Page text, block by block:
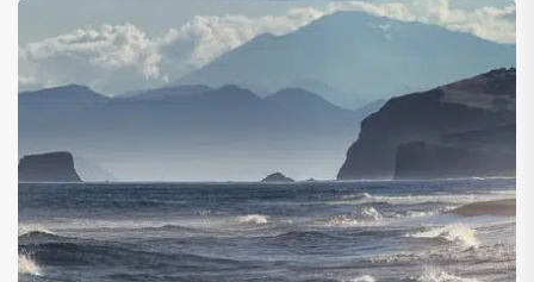
организованные экскурсии: они соединяют морские
маршруты, треккинг к кратерам, термальные
источники и перелёт в Долину гейзеров в единую,
продуманную программу. Первое знакомство: где
почувствовать масштаб Начните с Авачинской бухты и
панорамы «домашних» вулканов — […]